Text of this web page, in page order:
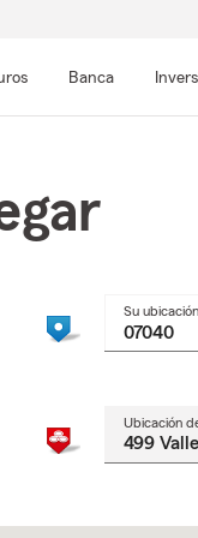
Banca
Su ubicación
Ubicación